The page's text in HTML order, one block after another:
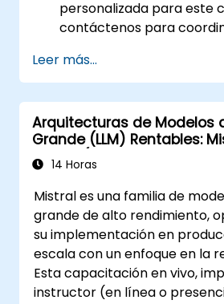
personalizada para este
contáctenos para
Leer más...
Arquitecturas de Modelos
Grande (LLM) Rentables:
Escala (Ingeniería de
Costos)
14 Horas
Mistral es una familia de
grande de alto rendimiento,
su implementación en
escala con un enfoque en la
Esta capacitación en vivo,
instructor (en línea o